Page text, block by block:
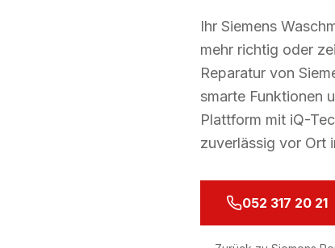
Ihr Siemens
mehr richtig oder
Reparatur von
smarte Funktionen
Plattform mit iQ-
zuverlässig vor Ort
052 317 20 21